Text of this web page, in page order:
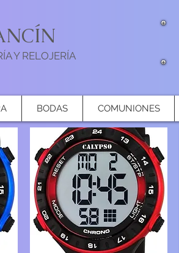
Y RELOJERÍA
BODAS COMUNIONES